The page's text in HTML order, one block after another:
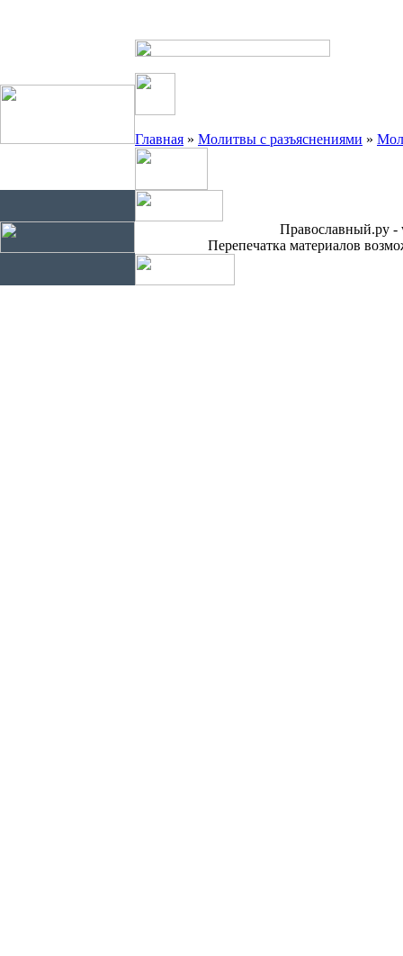
Главная » Молитвы с разъяснениями »
Православный.ру -
Перепечатка материалов